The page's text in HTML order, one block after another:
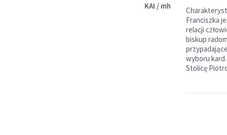
KAI / mh
Franciszka
relacji
biskup
wyboru
Stolicę